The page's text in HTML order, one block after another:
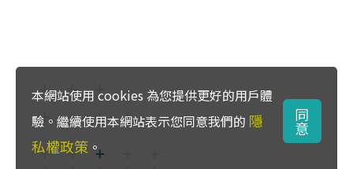
本網站使用 cookies 為您提供更好的用戶體
驗。繼續使用本網站表示您同意我們的 隱
私權政策 。
同
意